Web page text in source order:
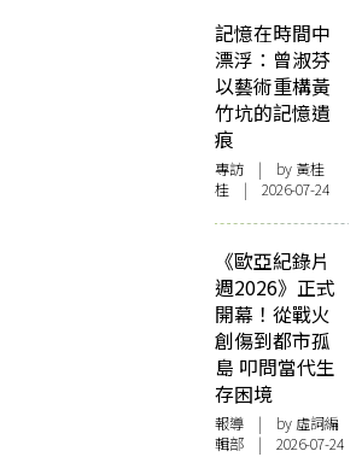
記憶在時間中
漂浮：曾淑芬
以藝術重構黃
竹坑的記憶遺
痕
專訪 | by 黃桂
桂 | 2026-07-24
《歐亞紀錄片
週2026》正式
開幕！從戰火
創傷到都市孤
島 叩問當代生
存困境
報導 | by 虛詞編
輯部 | 2026-07-24